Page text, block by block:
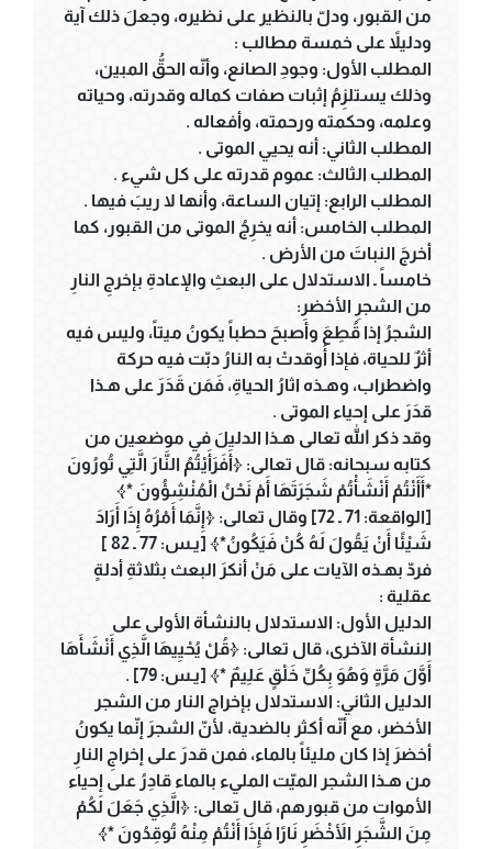
من القبور، ودلّ بالنظير على نظيره، وجعلَ ذلك آية
ودليلاً على خمسة مطالب :
المطلب الأول: وجودِ الصانع، وأنّه الحقُّ المبين،
وذلك يستلزِمُ إثبات صفات كماله وقدرته، وحياته
وعلمه، وحكمته ورحمته، وأفعاله .
المطلب الثاني: أنه يحيي الموتى .
المطلب الثالث: عموم قدرته على كل شيء .
المطلب الرابع: إتيان الساعة، وأنها لا ريبَ فيها .
المطلب الخامس: أنه يخرِجُ الموتى من القبور، كما
أخرجَ النباتَ من الأرض .
خامساً ـ الاستدلال على البعثِ والإعادةِ بإخرجِ النارِ
من الشجرِ الأخضرِ:
الشجرُ إذا قُطِعَ وأصبحَ حطباً يكونُ ميتاً، وليس فيه
أثرٌ للحياة، فإذا أُوقدتْ به النارُ دبّت فيه حركة
واضطراب، وهـذه اثارُ الحياةِ، فَمَن قَدَرَ على هـذا
قدَرَ على إحياء الموتى .
وقد ذكر الله تعالى هـذا الدليلَ في موضعين من
كتابه سبحانه: قال تعالى: ﴿أَفَرَأَيْتُمُ النَّارَ الَّتِي تُورُونَ
*أَأَنْتُمْ أَنْشَأْتُمْ شَجَرَتَهَا أَمْ نَحْنُ الْمُنْشِؤُونَ *﴾
[الواقعة: 71 ـ 72] وقال تعالى: ﴿إِنَّمَا أَمْرُهُ إِذَا أَرَادَ
شَيْئًا أَنْ يَقُولَ لَهُ كُنْ فَيَكُونُ*﴾ [يـس: 77 ـ 82 ]
فردّ بهـذه الآيات على مَنْ أنكرَ البعث بثلاثةِ أدلةٍ
عقلية :
الدليل الأول: الاستدلال بالنشأة الأولى على
النشأة الآخرى، قال تعالى: ﴿قُلْ يُحْيِيهَا الَّذِي أَنْشَأَهَا
أَوَّلَ مَرَّةٍ وَهُوَ بِكُلِّ خَلْقٍ عَلِيمٌ *﴾ [يـس: 79] .
الدليل الثاني: الاستدلال بإخراج النار من الشجر
الأخضر، مع أنّه أكثر بالضدية، لأنّ الشجرَ إنّما يكونُ
أخضرَ إذا كان مليئاً بالماء، فمن قدرَ على إخراجِ النارِ
من هـذا الشجر الميّت المليء بالماء قادِرُ على إحياء
الأموات من قبورهم، قال تعالى: ﴿الَّذِي جَعَلَ لَكُمْ
مِنَ الشَّجَرِ الأَخْضَرِ نَارًا فَإِذَا أَنْتُمْ مِنْهُ تُوقِدُونَ *﴾